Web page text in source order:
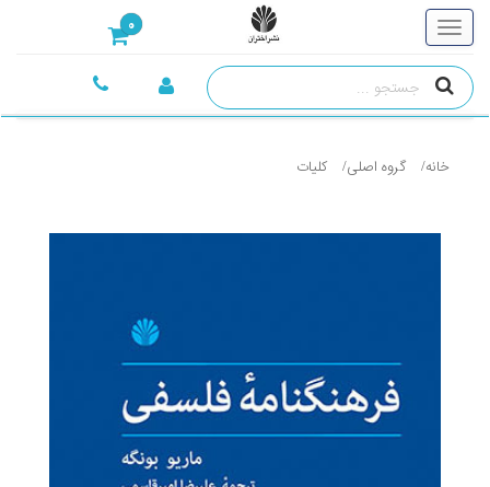
0
خانه گروه اصلی کليات